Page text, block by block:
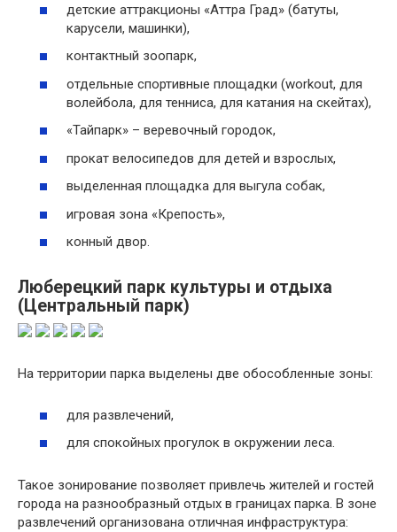
детские аттракционы «Аттра Град» (батуты,
карусели, машинки),
контактный зоопарк,
отдельные спортивные площадки (workout, для
волейбола, для тенниса, для катания на скейтах),
«Тайпарк» – веревочный городок,
прокат велосипедов для детей и взрослых,
выделенная площадка для выгула собак,
игровая зона «Крепость»,
конный двор.
Люберецкий парк культуры и отдыха
(Центральный парк)
На территории парка выделены две обособленные зоны:
для развлечений,
для спокойных прогулок в окружении леса.
Такое зонирование позволяет привлечь жителей и гостей
города на разнообразный отдых в границах парка. В зоне
развлечений организована отличная инфраструктура: